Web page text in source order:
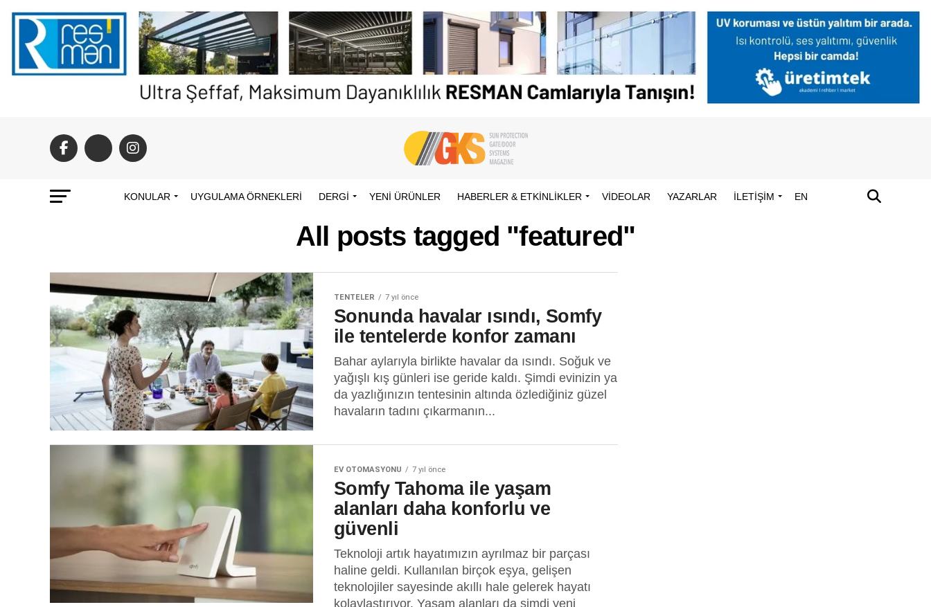
KONULAR UYGULAMA ÖRNEKLERI DERGİ YENI ÜRÜNLER HABERLER & ETKINLIKLER VIDEOLAR YAZARLAR İLETİŞİM EN
All posts tagged "featured"
TENTELER 7 yıl önce
Sonunda havalar ısındı, Somfy
ile tentelerde konfor zamanı
Bahar aylarıyla birlikte havalar da ısındı. Soğuk ve
yağışlı kış günleri ise geride kaldı. Şimdi evinizin ya
da yazlığınızın tentesinin altında özlediğiniz güzel
havaların tadını çıkarmanın...
EV OTOMASYONU 7 yıl önce
Somfy Tahoma ile yaşam
alanları daha konforlu ve
güvenli
Teknoloji artık hayatımızın ayrılmaz bir parçası
haline geldi. Kullanılan birçok eşya, gelişen
teknolojiler sayesinde akıllı hale gelerek hayatı
kolaylaştırıyor. Yaşam alanları da şimdi yeni